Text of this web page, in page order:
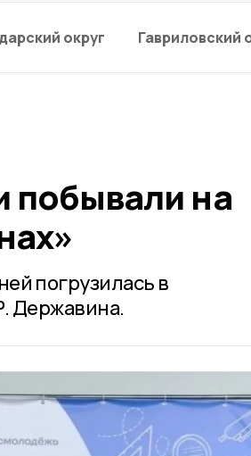
округ Гавриловский
побывали на
погрузилась в
Державина.